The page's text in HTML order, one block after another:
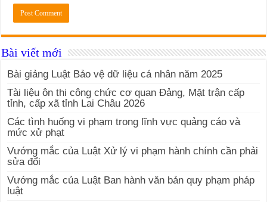
Bài viết mới
Bài giảng Luật Bảo vệ dữ liệu cá nhân năm 2025
Tài liệu ôn thi công chức cơ quan Đảng, Mặt trận cấp
tỉnh, cấp xã tỉnh Lai Châu 2026
Các tình huống vi phạm trong lĩnh vực quảng cáo và
mức xử phạt
Vướng mắc của Luật Xử lý vi phạm hành chính cần phải
sửa đổi
Vướng mắc của Luật Ban hành văn bản quy phạm pháp
luật